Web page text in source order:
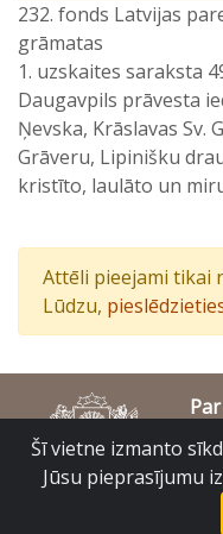
232. fonds Latvijas
grāmatas
1. uzskaites saraksta
Daugavpils prāvesta
Ņevska, Krāslavas Sv.
Grāveru, Lipinišku
kristīto, laulāto un
Attēli pieejami tikai
Lūdzu,
©
Šī vietne izmanto
Jūsu pieprasījumu